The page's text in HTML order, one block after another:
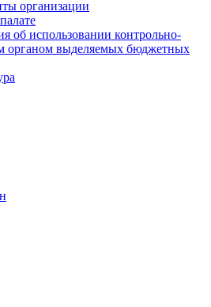
организации
об использовании контрольно-
органом выделяемых бюджетных